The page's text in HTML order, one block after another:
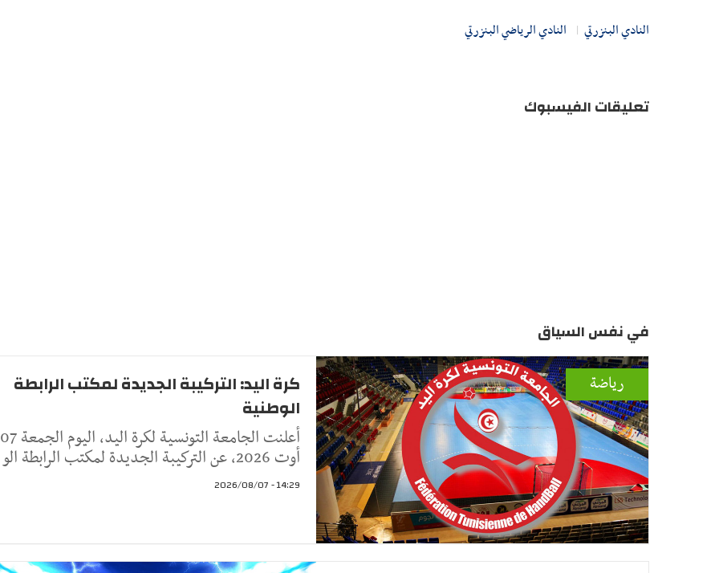
النادي البنزرتي النادي الرياضي البنزرتي
تعليقات الفيسبوك
في نفس السياق
رياضة
كرة اليد: التركيبة الجديدة لمكتب الرابطة
الوطنية
أعلنت الجامعة التونسية لكرة اليد، اليوم الجمعة 07
أوت 2026، عن التركيبة الجديدة لمكتب الرابطة الو
14:29 - 2026/08/07